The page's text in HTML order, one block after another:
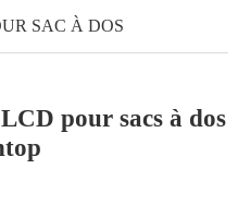
SAC À DOS
pour sacs à dos